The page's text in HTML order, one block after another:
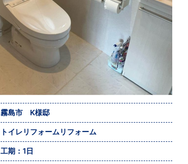
霧島市 K様邸
トイレリフォームリフォーム
工期：1日